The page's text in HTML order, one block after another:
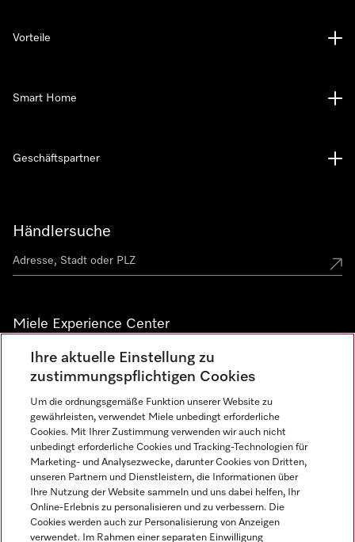
Händlersuche
Miele Experience Center
Alle Miele Experience Center anzeigen
Newsletter
Vorteile
Smart Home
Geschäftspartner
Ihre aktuelle Einstellung zu
zustimmungspflichtigen Cookies
Um die ordnungsgemäße Funktion unserer Website zu
gewährleisten, verwendet Miele unbedingt erforderliche
Cookies. Mit Ihrer Zustimmung verwenden wir auch nicht
unbedingt erforderliche Cookies und Tracking-Technologien für
Marketing- und Analysezwecke, darunter Cookies von Dritten,
unseren Partnern und Dienstleistern, die Informationen über
Ihre Nutzung der Website sammeln und uns dabei helfen, Ihr
Online-Erlebnis zu personalisieren und zu verbessern. Die
Cookies werden auch zur Personalisierung von Anzeigen
verwendet. Im Rahmen einer separaten Einwilligung